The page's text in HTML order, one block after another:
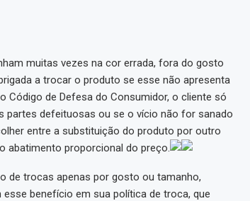
muitas vezes na cor errada, fora do gosto
a trocar o produto se esse não apresenta
Código de Defesa do Consumidor, o cliente só
defeituosas ou se o vício não for sanado
entre a substituição do produto por outro
abatimento proporcional do preço.
de trocas apenas por gosto ou tamanho,
benefício em sua política de troca, que